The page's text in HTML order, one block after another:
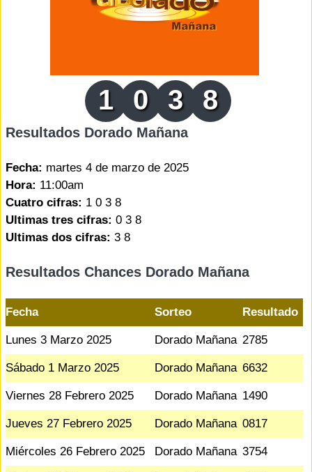
1 0 3 8
Resultados Dorado Mañana
Fecha: martes 4 de marzo de 2025
Hora: 11:00am
Cuatro cifras: 1 0 3 8
Ultimas tres cifras: 0 3 8
Ultimas dos cifras: 3 8
Resultados Chances Dorado Mañana
Fecha Sorteo Resultado
Lunes 3 Marzo 2025 Dorado Mañana 2785
Sábado 1 Marzo 2025 Dorado Mañana 6632
Viernes 28 Febrero 2025 Dorado Mañana 1490
Jueves 27 Febrero 2025 Dorado Mañana 0817
Miércoles 26 Febrero 2025 Dorado Mañana 3754